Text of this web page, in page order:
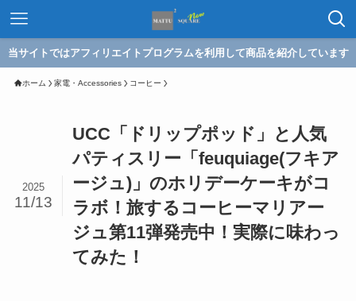
当サイトではアフィリエイトプログラムを利用して商品を紹介しています
ホーム 家電・Accessories コーヒー
UCC「ドリップポッド」と人気
パティスリー「feuquiage(フキア
ージュ)」のホリデーケーキがコ
ラボ！旅するコーヒーマリアー
ジュ第11弾発売中！実際に味わっ
てみた！
2025
11/13